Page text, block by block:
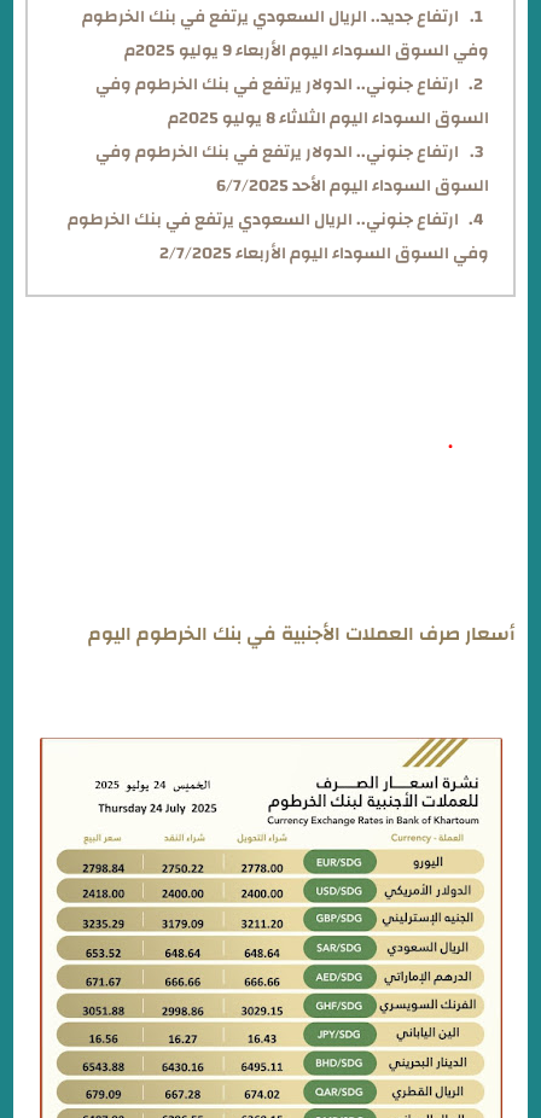
ارتفاع جديد.. الريال السعودي يرتفع في بنك الخرطوم
وفي السوق السوداء اليوم الأربعاء 9 يوليو 2025م
ارتفاع جنوني.. الدولار يرتفع في بنك الخرطوم وفي
السوق السوداء اليوم الثلاثاء 8 يوليو 2025م
ارتفاع جنوني.. الدولار يرتفع في بنك الخرطوم وفي
السوق السوداء اليوم الأحد 6/7/2025
ارتفاع جنوني.. الريال السعودي يرتفع في بنك الخرطوم
وفي السوق السوداء اليوم الأربعاء 2/7/2025
الوطني.
أسعار صرف العملات الأجنبية في بنك الخرطوم اليوم